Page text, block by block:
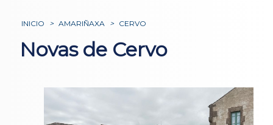
INICIO > AMARIÑAXA > CERVO
Novas de Cervo